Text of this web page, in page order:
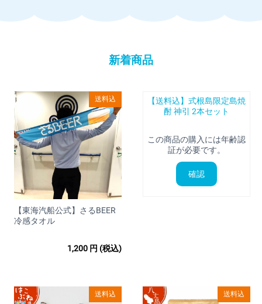
店舗電話番号:04992-9-0026
インボイス制度：適格請求書発行可能
■営業時間
ご注文は 24 時間受け付けております。
店舗へのお問い合わせは下記の時間帯にお願いいたします。
営業時間：平日 8:30～17:30
※定休日：土・日・祝・年末年始
※営業時間外のお問い合わせに関しては翌営業日の受付となり
ます
購入手続きの際に画面に表示されます。消費税は内税として表
■販売価格以外でお客様に発生する金銭
新着商品
送料込
【東海汽船公式】さるBEER
冷感タオル
1,200 円 (税込)
【送料込】式根島限定島焼
酎 神引 2本セット
この商品の購入には年齢認
証が必要です。
確認
送料込 送料込